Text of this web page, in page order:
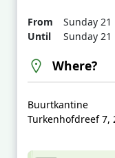
From
Sunday 21
Until
Sunday 21
Where?
Buurtkantine
Turkenhofdreef 7,